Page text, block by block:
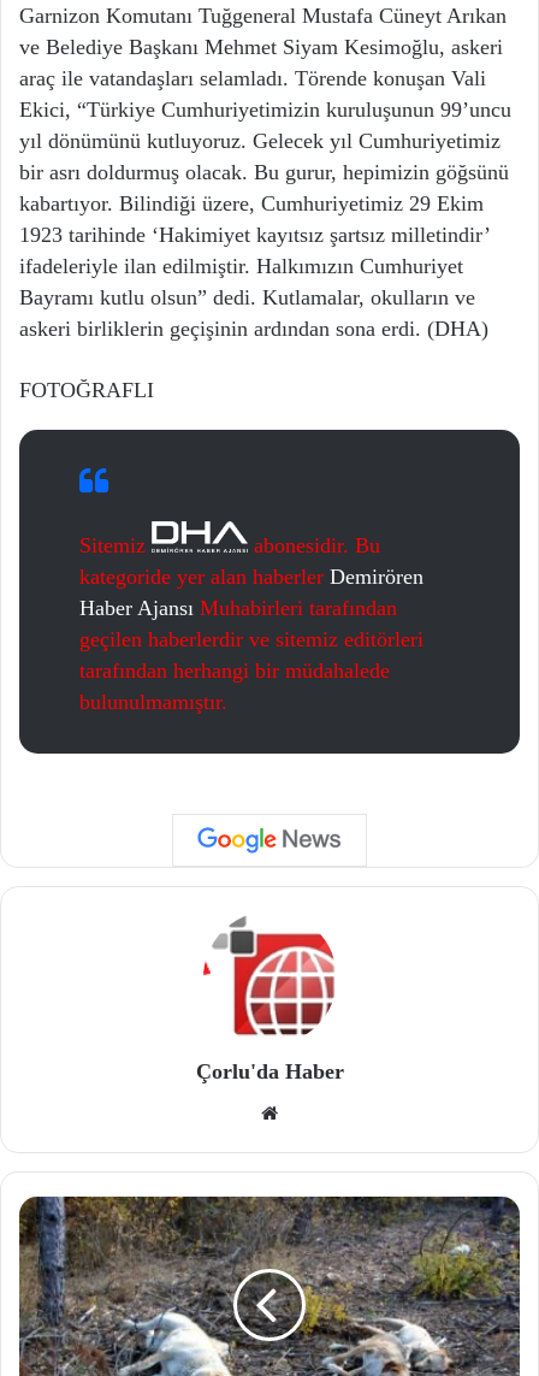
Garnizon Komutanı Tuğgeneral Mustafa Cüneyt Arıkan
ve Belediye Başkanı Mehmet Siyam Kesimoğlu, askeri
araç ile vatandaşları selamladı. Törende konuşan Vali
Ekici, “Türkiye Cumhuriyetimizin kuruluşunun 99’uncu
yıl dönümünü kutluyoruz. Gelecek yıl Cumhuriyetimiz
bir asrı doldurmuş olacak. Bu gurur, hepimizin göğsünü
kabartıyor. Bilindiği üzere, Cumhuriyetimiz 29 Ekim
1923 tarihinde ‘Hakimiyet kayıtsız şartsız milletindir’
ifadeleriyle ilan edilmiştir. Halkımızın Cumhuriyet
Bayramı kutlu olsun” dedi. Kutlamalar, okulların ve
askeri birliklerin geçişinin ardından sona erdi. (DHA)
FOTOĞRAFLI
Sitemiz
abonesidir. Bu
kategoride yer alan haberler Demirören
Haber Ajansı Muhabirleri tarafından
geçilen haberlerdir ve sitemiz editörleri
tarafından herhangi bir müdahalede
bulunulmamıştır.
Çorlu'da Haber
site
si